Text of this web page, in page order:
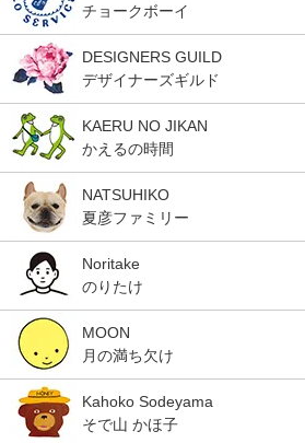
チョークボーイ
DESIGNERS GUILD
デザイナーズギルド
KAERU NO JIKAN
かえるの時間
NATSUHIKO
夏彦ファミリー
Noritake
のりたけ
MOON
月の満ち欠け
Kahoko Sodeyama
そで山 かほ子